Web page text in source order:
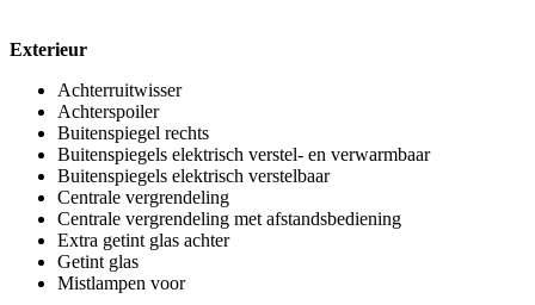
Exterieur
Achterruitwisser
Achterspoiler
Buitenspiegel rechts
Buitenspiegels elektrisch verstel- en verwarmbaar
Buitenspiegels elektrisch verstelbaar
Centrale vergrendeling
Centrale vergrendeling met afstandsbediening
Extra getint glas achter
Getint glas
Mistlampen voor